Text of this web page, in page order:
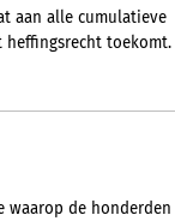
aan alle cumulatieve
heffingsrecht toekomt.
waarop de honderden